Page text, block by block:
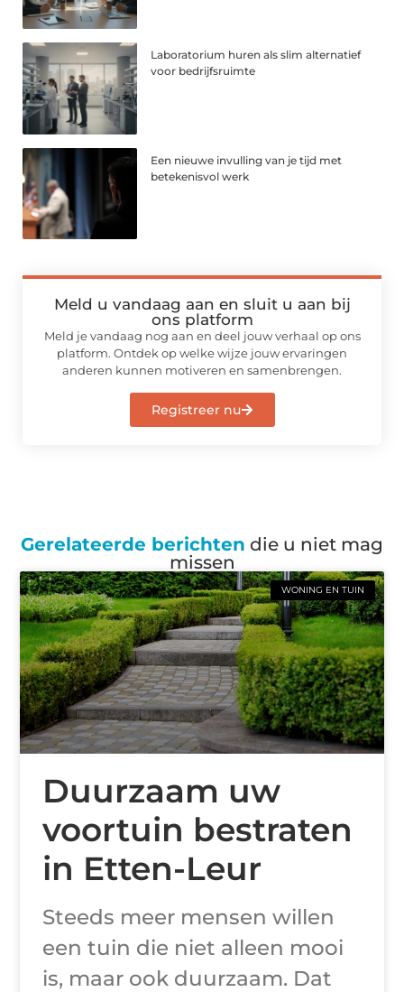
Laboratorium huren als slim alternatief
voor bedrijfsruimte
Een nieuwe invulling van je tijd met
betekenisvol werk
Meld u vandaag aan en sluit u aan bij
ons platform
Meld je vandaag nog aan en deel jouw verhaal op ons
platform. Ontdek op welke wijze jouw ervaringen
anderen kunnen motiveren en samenbrengen.
Registreer nu
Gerelateerde berichten die u niet mag
missen
WONING EN TUIN
Duurzaam uw
voortuin bestraten
in Etten-Leur
Steeds meer mensen willen
een tuin die niet alleen mooi
is, maar ook duurzaam. Dat